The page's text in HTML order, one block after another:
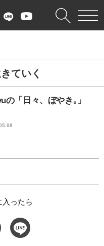
ていく
の「日々、ぼやき｡」
入ったら